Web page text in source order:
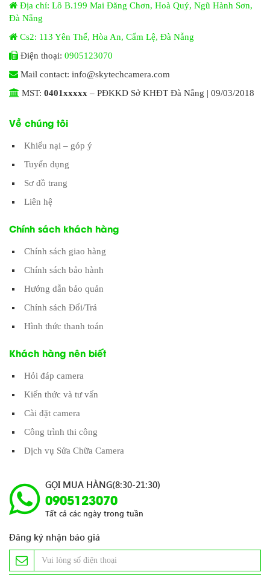
Địa chỉ: Lô B.199 Mai Đăng Chơn, Hoà Quý, Ngũ Hành Sơn,
Đà Nẵng
Cs2: 113 Yên Thế, Hòa An, Cẩm Lệ, Đà Nẵng
Điện thoại: 0905123070
Mail contact: info@skytechcamera.com
MST: 0401xxxxx – PĐKKD Sở KHĐT Đà Nẵng | 09/03/2018
Về chúng tôi
Khiếu nại – góp ý
Tuyển dụng
Sơ đồ trang
Liên hệ
Chính sách khách hàng
Chính sách giao hàng
Chính sách bảo hành
Hướng dẫn bảo quản
Chính sách Đổi/Trả
Hình thức thanh toán
Khách hàng nên biết
Hỏi đáp camera
Kiến thức và tư vấn
Cài đặt camera
Công trình thi công
Dịch vụ Sửa Chữa Camera
GỌI MUA HÀNG(8:30-21:30)
0905123070
Tất cả các ngày trong tuần
Đăng ký nhận báo giá